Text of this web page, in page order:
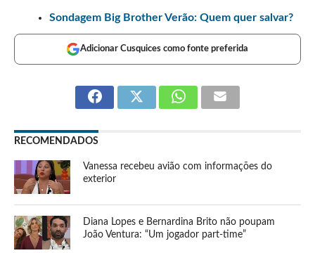
Sondagem Big Brother Verão: Quem quer salvar?
Adicionar Cusquices como fonte preferida
RECOMENDADOS
Vanessa recebeu avião com informações do
exterior
Diana Lopes e Bernardina Brito não poupam
João Ventura: “Um jogador part-time”